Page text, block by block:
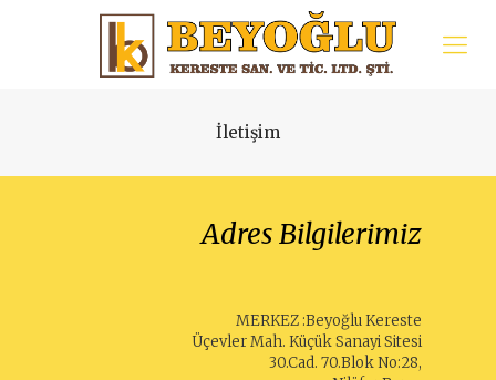
İletişim
Adres Bilgilerimiz
MERKEZ :Beyoğlu Kereste
Üçevler Mah. Küçük Sanayi Sitesi
30.Cad. 70.Blok No:28,